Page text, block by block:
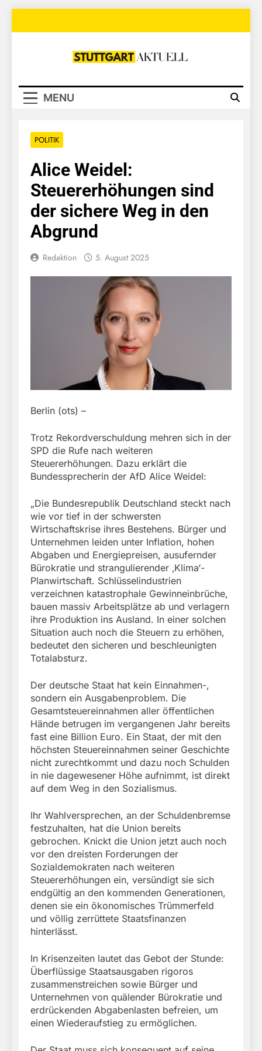
Stuttgart
MENU
POLITIK
Alice Weidel:
Steuererhöhungen sind
der sichere Weg in den
Abgrund
Redaktion 5. August 2025
Berlin (ots) –
Trotz Rekordverschuldung mehren sich in der
SPD die Rufe nach weiteren
Steuererhöhungen. Dazu erklärt die
Bundessprecherin der AfD Alice Weidel:
„Die Bundesrepublik Deutschland steckt nach
wie vor tief in der schwersten
Wirtschaftskrise ihres Bestehens. Bürger und
Unternehmen leiden unter Inflation, hohen
Abgaben und Energiepreisen, ausufernder
Bürokratie und strangulierender ‚Klima‘-
Planwirtschaft. Schlüsselindustrien
verzeichnen katastrophale Gewinneinbrüche,
bauen massiv Arbeitsplätze ab und verlagern
ihre Produktion ins Ausland. In einer solchen
Situation auch noch die Steuern zu erhöhen,
bedeutet den sicheren und beschleunigten
Totalabsturz.
Der deutsche Staat hat kein Einnahmen-,
sondern ein Ausgabenproblem. Die
Gesamtsteuereinnahmen aller öffentlichen
Hände betrugen im vergangenen Jahr bereits
fast eine Billion Euro. Ein Staat, der mit den
höchsten Steuereinnahmen seiner Geschichte
nicht zurechtkommt und dazu noch Schulden
in nie dagewesener Höhe aufnimmt, ist direkt
auf dem Weg in den Sozialismus.
Ihr Wahlversprechen, an der Schuldenbremse
festzuhalten, hat die Union bereits
gebrochen. Knickt die Union jetzt auch noch
vor den dreisten Forderungen der
Sozialdemokraten nach weiteren
Steuererhöhungen ein, versündigt sie sich
endgültig an den kommenden Generationen,
denen sie ein ökonomisches Trümmerfeld
und völlig zerrüttete Staatsfinanzen
hinterlässt.
In Krisenzeiten lautet das Gebot der Stunde:
Überflüssige Staatsausgaben rigoros
zusammenstreichen sowie Bürger und
Unternehmen von quälender Bürokratie und
erdrückenden Abgabenlasten befreien, um
einen Wiederaufstieg zu ermöglichen.